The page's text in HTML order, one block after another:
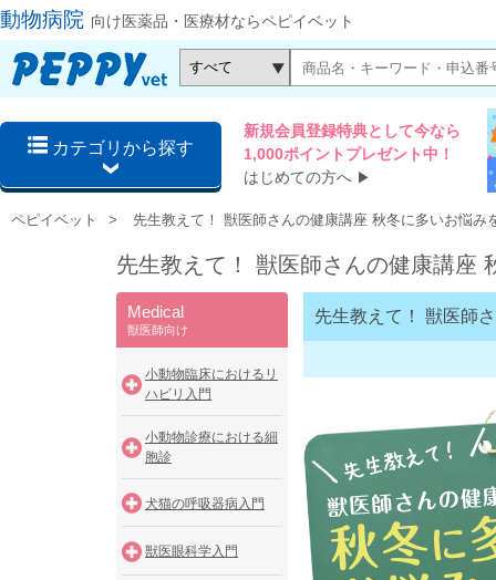
動物病院 向け医薬品・医療材ならペピイベット
カテゴリから探す
新規会員登録特典として今なら
1,000ポイントプレゼント中！
はじめての方へ ▶
ペピイベット 先生教えて！ 獣医師さんの健康講座 秋冬に多いお悩み
先生教えて！ 獣医師さんの健康講座
Medical
獣医師向け
小動物臨床におけるリ
ハビリ入門
小動物診療における細
胞診
犬猫の呼吸器病入門
獣医眼科学入門
先生教えて！ 獣医師